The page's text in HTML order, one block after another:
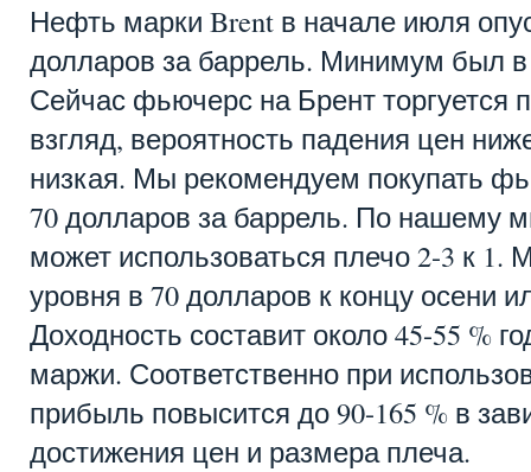
Нефть марки Brent в начале июля
долларов за баррель. Минимум был
Сейчас фьючерс на Брент торгуется
взгляд, вероятность падения цен
низкая. Мы рекомендуем покупать
70 долларов за баррель. По нашему
может использоваться плечо 2-3 к
уровня в 70 долларов к концу осени
Доходность составит около 45-55 %
маржи. Соответственно при
прибыль повысится до 90-165 % в
достижения цен и размера плеча.